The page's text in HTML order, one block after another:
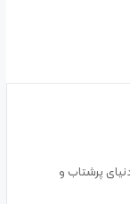
پرشتاب و